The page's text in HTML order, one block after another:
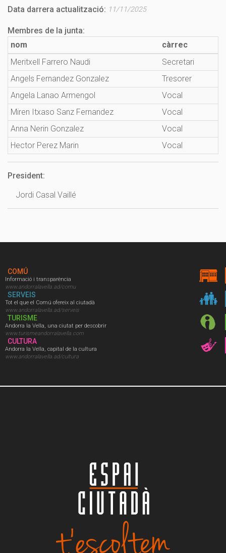
Data darrera actualització: 11/11/2025
Membres de la junta:
nom
càrrec
Meritxell Farrero Naudi
Secretari
Angels Fernandez Gonzalez
Tresorer
Angela Lanao Armengol
Vocal
Miren Itxaso Sanz Fernandez
Vocal
Anna Nerin Gonzalez
Vocal
Hector Perez Marin
Vocal
President:
Jordi Casal Vaillé
COMÚ
Informació i transparència
www.andorralavella.ad/comu
SERVEIS
Tot el que el Comú ofereix al ciutadà
www.andorralavella.ad/serveis
TURISME
Andorra la Vella, una ciutat per descobrir
www.turismeandorralavella.com
CULTURA
Andorra la Vella, capital de la cultura
www.andorralavella.ad/cultura